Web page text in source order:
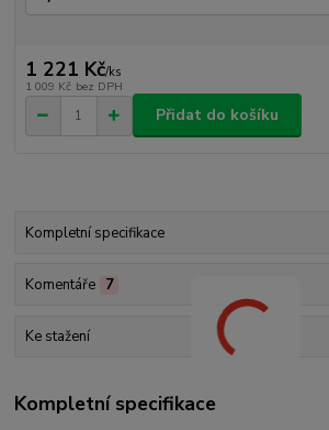
1 221 Kč/ks
1 009 Kč bez DPH
Přidat do košíku
Kompletní specifikace
Komentáře 7
Ke stažení
Kompletní specifikace